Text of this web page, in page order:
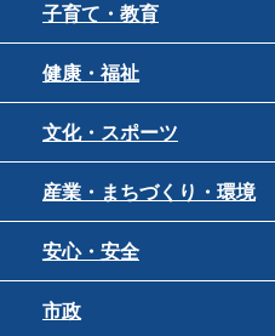
子育て・教育
健康・福祉
文化・スポーツ
産業・まちづくり・環境
安心・安全
市政